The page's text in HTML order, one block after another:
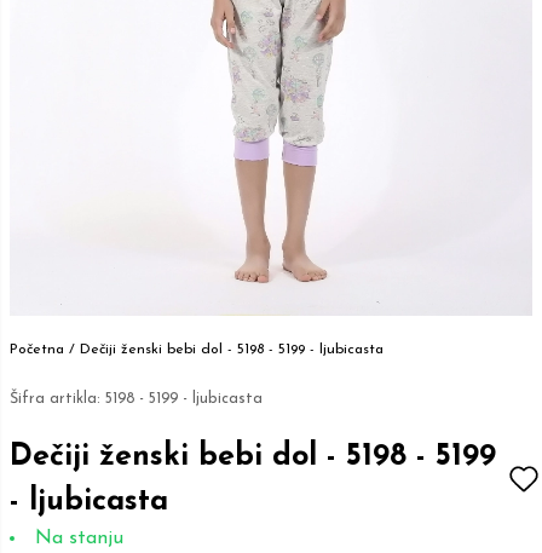
Početna / Dečiji ženski bebi dol - 5198 - 5199 - ljubicasta
Šifra artikla: 5198 - 5199 - ljubicasta
Dečiji ženski bebi dol - 5198 - 5199
- ljubicasta
Na stanju